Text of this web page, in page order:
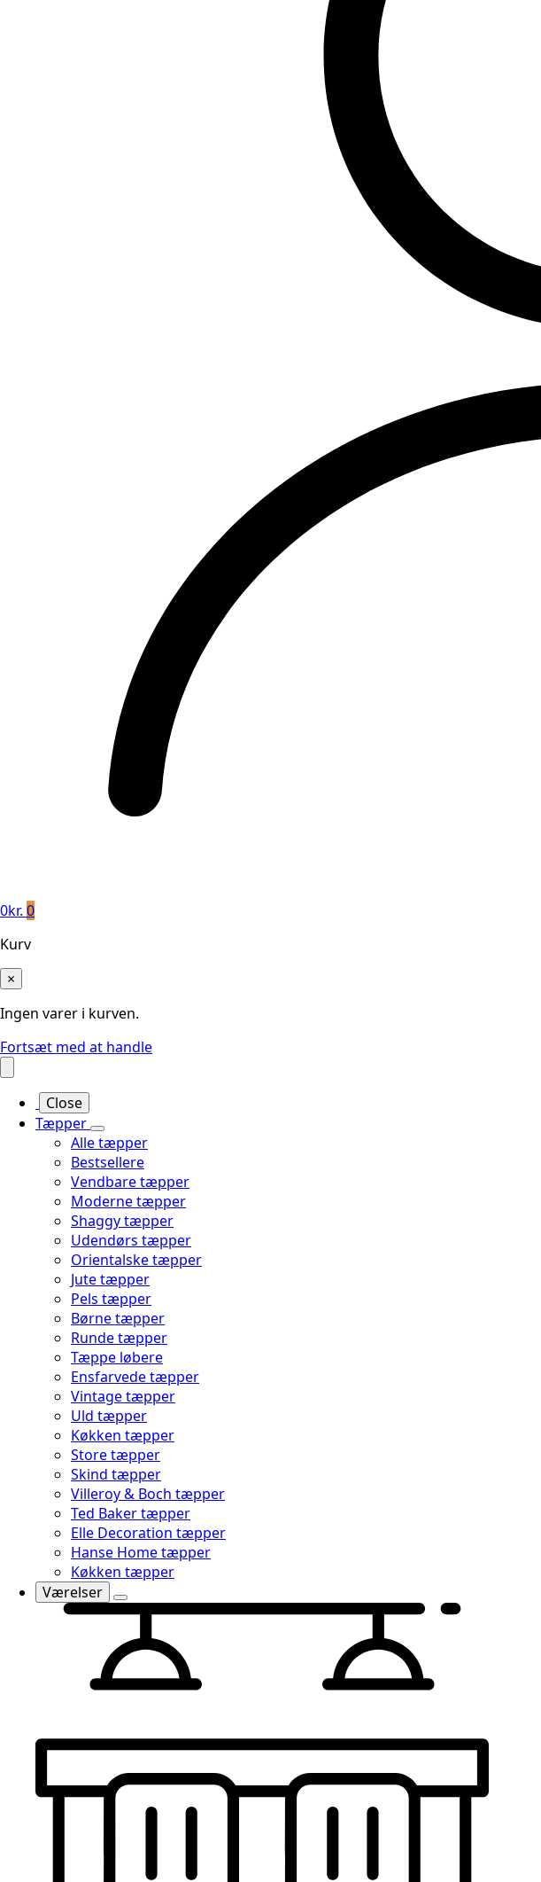
0kr. 0
Kurv
×
Ingen varer i kurven.
Fortsæt med at handle
Close
Tæpper
Alle tæpper
Bestsellere
Vendbare tæpper
Moderne tæpper
Shaggy tæpper
Udendørs tæpper
Orientalske tæpper
Jute tæpper
Pels tæpper
Børne tæpper
Runde tæpper
Tæppe løbere
Ensfarvede tæpper
Vintage tæpper
Uld tæpper
Køkken tæpper
Store tæpper
Skind tæpper
Villeroy & Boch tæpper
Ted Baker tæpper
Elle Decoration tæpper
Hanse Home tæpper
Køkken tæpper
Værelser